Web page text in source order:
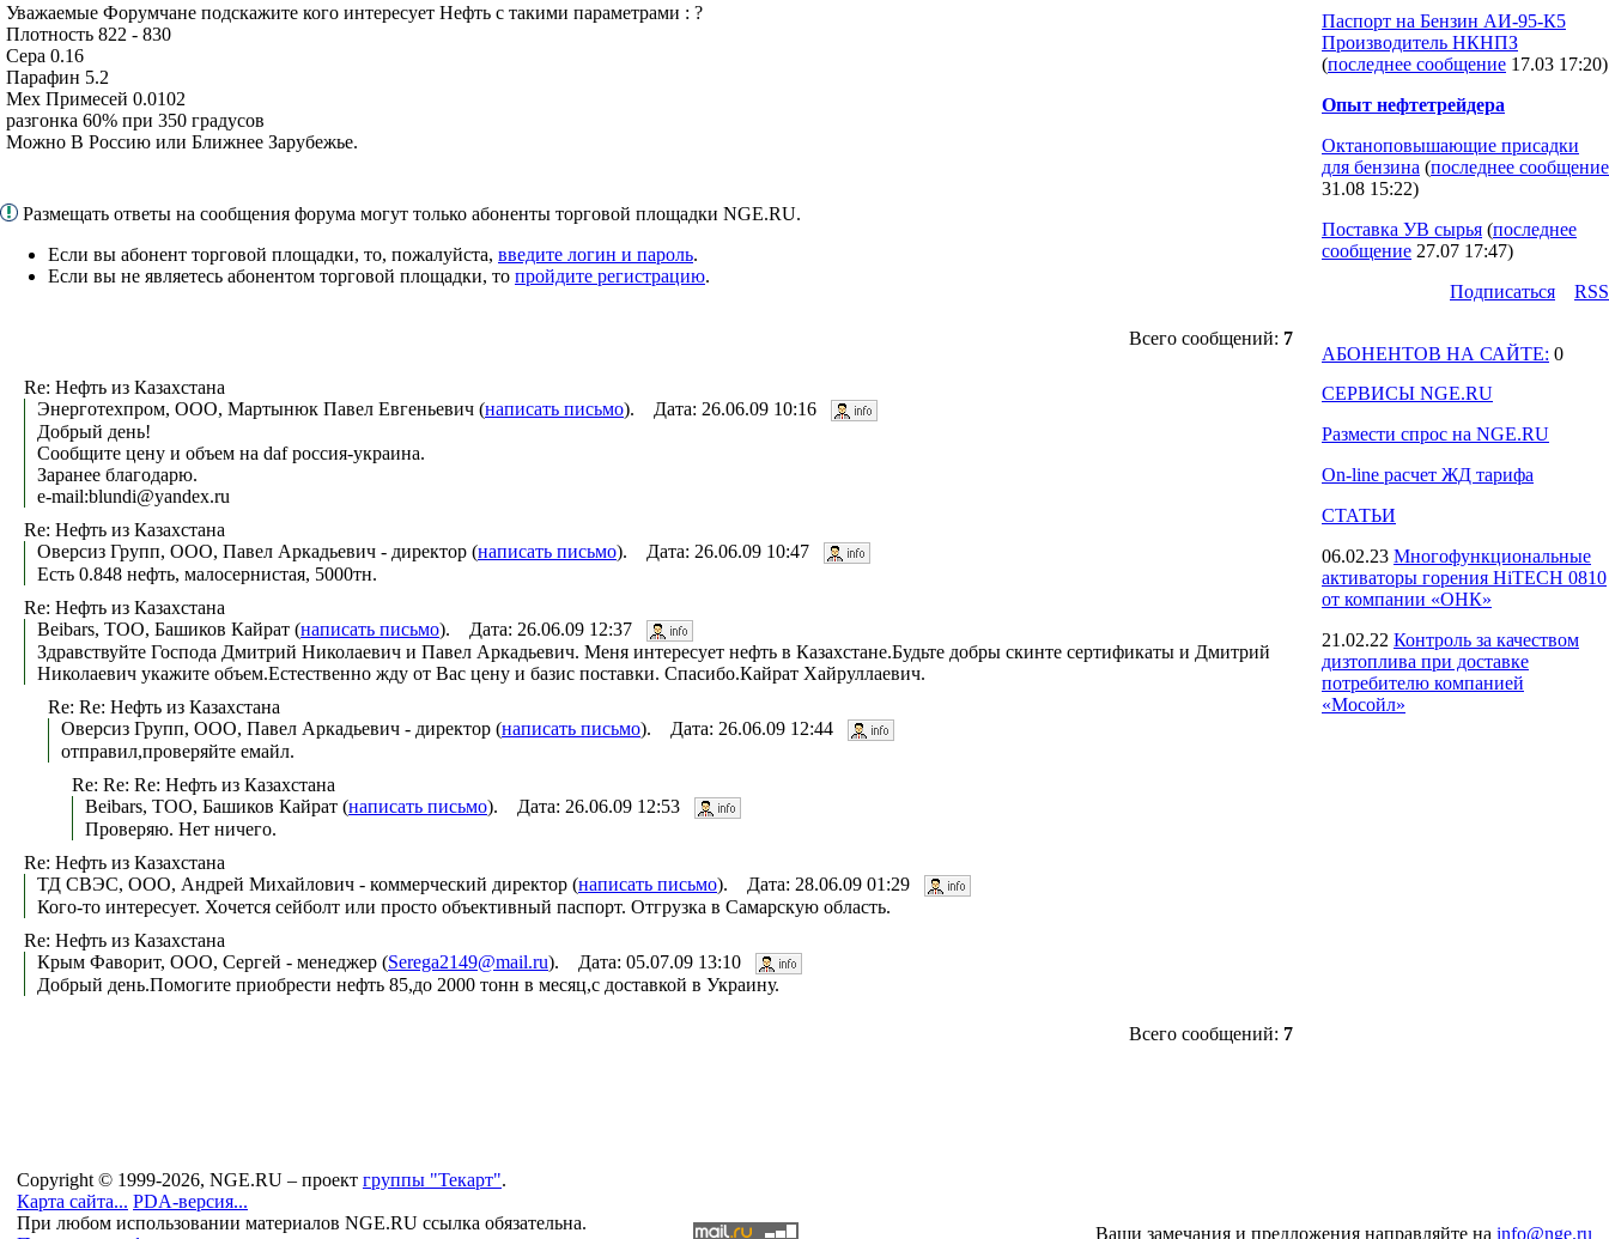
Уважаемые Форумчане подскажите кого интересует Нефть с такими параметрами : ?
Плотность 822 - 830
Сера 0.16
Парафин 5.2
Мех Примесей 0.0102
разгонка 60% при 350 градусов
Можно В Россию или Ближнее Зарубежье.
Размещать ответы на сообщения форума могут только абоненты торговой площадки NGE.RU.
Если вы абонент торговой площадки, то, пожалуйста, введите логин и пароль.
Если вы не являетесь абонентом торговой площадки, то пройдите регистрацию.
Всего сообщений: 7
Re: Нефть из Казахстана
Энерготехпром, ООО, Мартынюк Павел Евгеньевич (написать письмо). Дата: 26.06.09 10:16
Добрый день!
Сообщите цену и объем на daf россия-украина.
Заранее благодарю.
e-mail:blundi@yandex.ru
Re: Нефть из Казахстана
Оверсиз Групп, ООО, Павел Аркадьевич - директор (написать письмо). Дата: 26.06.09 10:47
Есть 0.848 нефть, малосернистая, 5000тн.
Re: Нефть из Казахстана
Beibars, ТОО, Башиков Кайрат (написать письмо). Дата: 26.06.09 12:37
Здравствуйте Господа Дмитрий Николаевич и Павел Аркадьевич. Меня интересует нефть в Казахстане.Будьте добры скинте сертификаты и Дмитрий
Николаевич укажите объем.Естественно жду от Вас цену и базис поставки. Спасибо.Кайрат Хайруллаевич.
Re: Re: Нефть из Казахстана
Оверсиз Групп, ООО, Павел Аркадьевич - директор (написать письмо). Дата: 26.06.09 12:44
отправил,проверяйте емайл.
Re: Re: Re: Нефть из Казахстана
Beibars, ТОО, Башиков Кайрат (написать письмо). Дата: 26.06.09 12:53
Проверяю. Нет ничего.
Re: Нефть из Казахстана
ТД СВЭС, ООО, Андрей Михайлович - коммерческий директор (написать письмо). Дата: 28.06.09 01:29
Кого-то интересует. Хочется сейболт или просто объективный паспорт. Отгрузка в Самарскую область.
Re: Нефть из Казахстана
Крым Фаворит, ООО, Сергей - менеджер (Serega2149@mail.ru). Дата: 05.07.09 13:10
Добрый день.Помогите приобрести нефть 85,до 2000 тонн в месяц,с доставкой в Украину.
Всего сообщений: 7
Паспорт на Бензин АИ-95-К5
Производитель НКНПЗ
(последнее сообщение 17.03 17:20)
Опыт нефтетрейдера
Октаноповышающие присадки
для бензина (последнее сообщение
31.08 15:22)
Поставка УВ сырья (последнее
сообщение 27.07 17:47)
Подпиcаться
RSS
АБОНЕНТОВ НА САЙТЕ: 0
СЕРВИСЫ NGE.RU
Размести спрос на NGE.RU
On-line расчет ЖД тарифа
СТАТЬИ
06.02.23 Многофункциональные
активаторы горения HiTECH 0810
от компании «ОНК»
21.02.22 Контроль за качеством
дизтоплива при доставке
потребителю компанией
«Мосойл»
Copyright © 1999-2026, NGE.RU – проект группы "Текарт".
Карта сайта... PDA-версия...
При любом использовании материалов NGE.RU ссылка обязательна.
Ваши замечания и предложения направляйте на info@nge.ru